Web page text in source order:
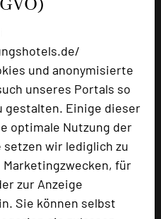
und anonymisierte
unseres Portals so
gestalten. Einige dieser
optimale Nutzung der
wir lediglich zu
für
zur Anzeige
Sie können selbst
für
Event
wurden in den
diesem Portal